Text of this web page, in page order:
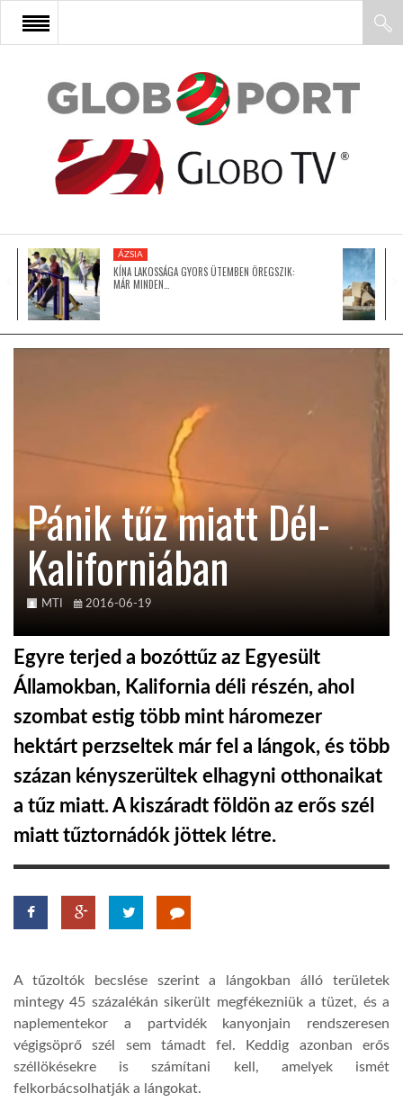
FŐOLDAL
AFRIKA
ÁZSIA
A VILÁG ITTHON
HÍR3D
TROPICALMAGAZIN
A NAP SZÉPE
LINKTR.EE
ÁZSIA
KÍNA LAKOSSÁGA GYORS ÜTEMBEN ÖREGSZIK:
MÁR MINDEN…
Pánik tűz miatt Dél-
Kaliforniában
MTI 2016-06-19
Egyre terjed a bozóttűz az Egyesült
Államokban, Kalifornia déli részén, ahol
szombat estig több mint háromezer
hektárt perzseltek már fel a lángok, és több
százan kényszerültek elhagyni otthonaikat
a tűz miatt. A kiszáradt földön az erős szél
miatt tűztornádók jöttek létre.
A tűzoltók becslése szerint a lángokban álló területek
mintegy 45 százalékán sikerült megfékezniük a tüzet, és a
naplementekor a partvidék kanyonjain rendszeresen
végigsöprő szél sem támadt fel. Keddig azonban erős
széllökésekre is számítani kell, amelyek ismét
felkorbácsolhatják a lángokat.